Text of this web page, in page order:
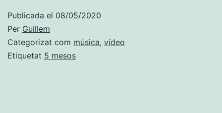
Publicada el 08/05/2020
Per Guillem
Categorizat com música, vídeo
Etiquetat 5 mesos